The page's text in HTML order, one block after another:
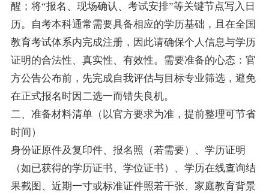
醒；将“报名、现场确认、考试安排”等关键节点写入日
历。自考本科通常需要具备相应的学历基础，且在全国
教育考试体系内完成注册，因此请确保个人信息与学历
证明的合法性、真实性、有效性。需要准备的心态：官
方公告公布前，先完成自我评估与目标专业筛选，避免
在正式报名时因二选一而错失良机。
二、准备材料清单（以官方要求为准，提前整理可节省
时间）
身份证原件及复印件、报名照（若需要）、学历证明
（如已获得的学历证书、学位证书）、学历在线查询结
果截图、近期一寸或标准证件照若干张、家庭教育背景